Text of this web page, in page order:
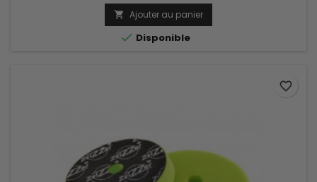
 Ajouter au panier
 Disponible
favorite_border